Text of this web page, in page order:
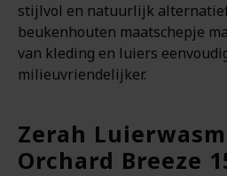
stijlvol en natuurlijk
beukenhouten maatschepje
van kleding en luiers
milieuvriendelijker.
Zerah
Orchard Breeze